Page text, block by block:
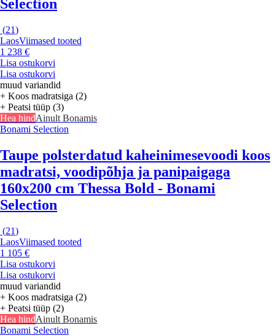
Selection
(21)
LaosViimased tooted
1 238 €
Lisa ostukorvi
Lisa ostukorvi
muud variandid
+ Koos madratsiga (2)
+ Peatsi tüüp (3)
Hea hindAinult Bonamis
Bonami Selection
Taupe polsterdatud kaheinimesevoodi koos
madratsi, voodipõhja ja panipaigaga
160x200 cm Thessa Bold - Bonami
Selection
(21)
LaosViimased tooted
1 105 €
Lisa ostukorvi
Lisa ostukorvi
muud variandid
+ Koos madratsiga (2)
+ Peatsi tüüp (2)
Hea hindAinult Bonamis
Bonami Selection